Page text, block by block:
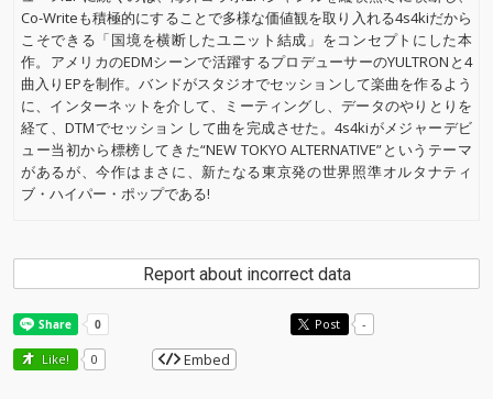
Co-Writeも積極的にすることで多様な価値観を取り入れる4s4kiだから
こそできる「国境を横断したユニット結成」をコンセプトにした本
作。アメリカのEDMシーンで活躍するプロデューサーのYULTRONと4
曲入りEPを制作。バンドがスタジオでセッションして楽曲を作るよう
に、インターネットを介して、ミーティングし、データのやりとりを
経て、DTMでセッション して曲を完成させた。4s4kiがメジャーデビ
ュー当初から標榜してきた“NEW TOKYO ALTERNATIVE”というテーマ
があるが、今作はまさに、新たなる東京発の世界照準オルタナティ
ブ・ハイパー・ポップである!
Report about incorrect data
Post -
Like! 0 Embed